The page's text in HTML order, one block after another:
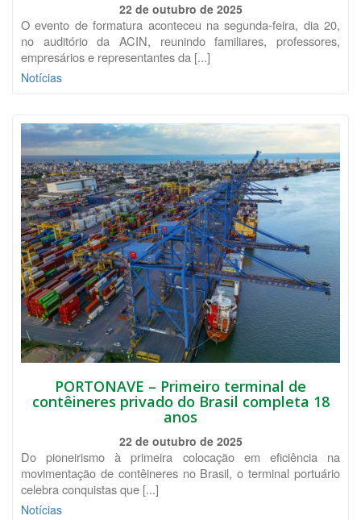
22 de outubro de 2025
O evento de formatura aconteceu na segunda-feira, dia 20,
no auditório da ACIN, reunindo familiares, professores,
empresários e representantes da [...]
Notícias
PORTONAVE – Primeiro terminal de
contêineres privado do Brasil completa 18
anos
22 de outubro de 2025
Do pioneirismo à primeira colocação em eficiência na
movimentação de contêineres no Brasil, o terminal portuário
celebra conquistas que [...]
Notícias